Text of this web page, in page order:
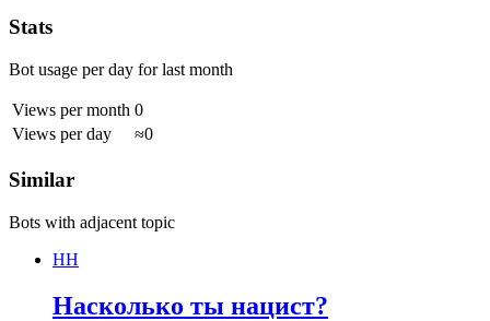
Stats
Bot usage per day for last month
Views per month 0
Views per day
≈0
Similar
Bots with adjacent topic
НН
Насколько ты нацист?